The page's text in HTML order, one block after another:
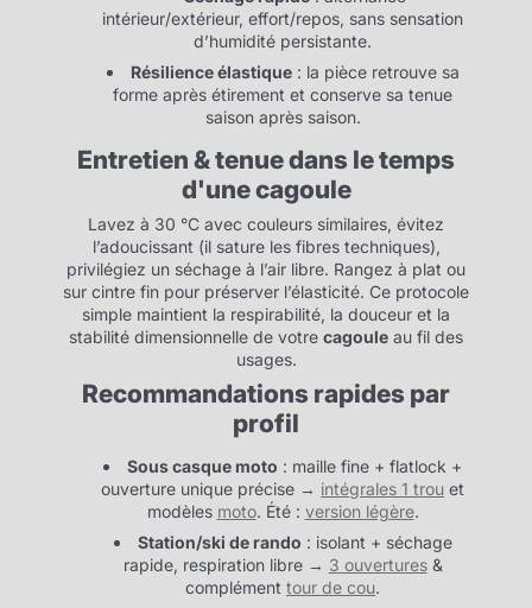
intérieur/extérieur, effort/repos, sans sensation
d’humidité persistante.
Résilience élastique: la pièce retrouve sa
forme après étirement et conserve sa tenue
saison après saison.
Entretien & tenue dans le temps
d'une cagoule
Lavez à 30 °C avec couleurs similaires, évitez
l’adoucissant (il sature les fibres techniques),
privilégiez un séchage à l’air libre. Rangez à plat ou
sur cintre fin pour préserver l’élasticité. Ce protocole
simple maintient la respirabilité, la douceur et la
stabilité dimensionnelle de votre cagoule au fil des
usages.
Recommandations rapides par
profil
Sous casque moto : maille fine + flatlock +
ouverture unique précise → intégrales 1 trou et
modèles moto. Été : version légère.
Station/ski de rando : isolant + séchage
rapide, respiration libre → 3 ouvertures&
complément tour de cou.